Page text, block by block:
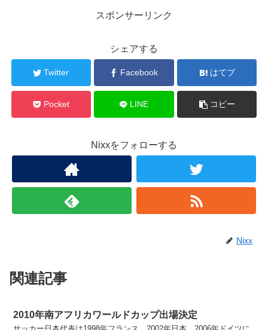
スポンサーリンク
シェアする
Twitter Facebook はてブ
Pocket LINE コピー
Nixxをフォローする
Nixx
関連記事
2010年南アフリカワールドカップ出場決定